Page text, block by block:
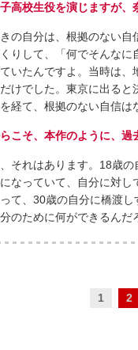
高校生役を演じますが、
の自分は、根拠のない自
りして、「何でそんな
いたんですよ。当時は
けでした。東京に出る
経て、根拠のない自信は
こそ、本作のように、
それはあります。18歳の
なっていて、自分に対
て、30歳の自分に橋渡
のために何ができるんだ
1 2